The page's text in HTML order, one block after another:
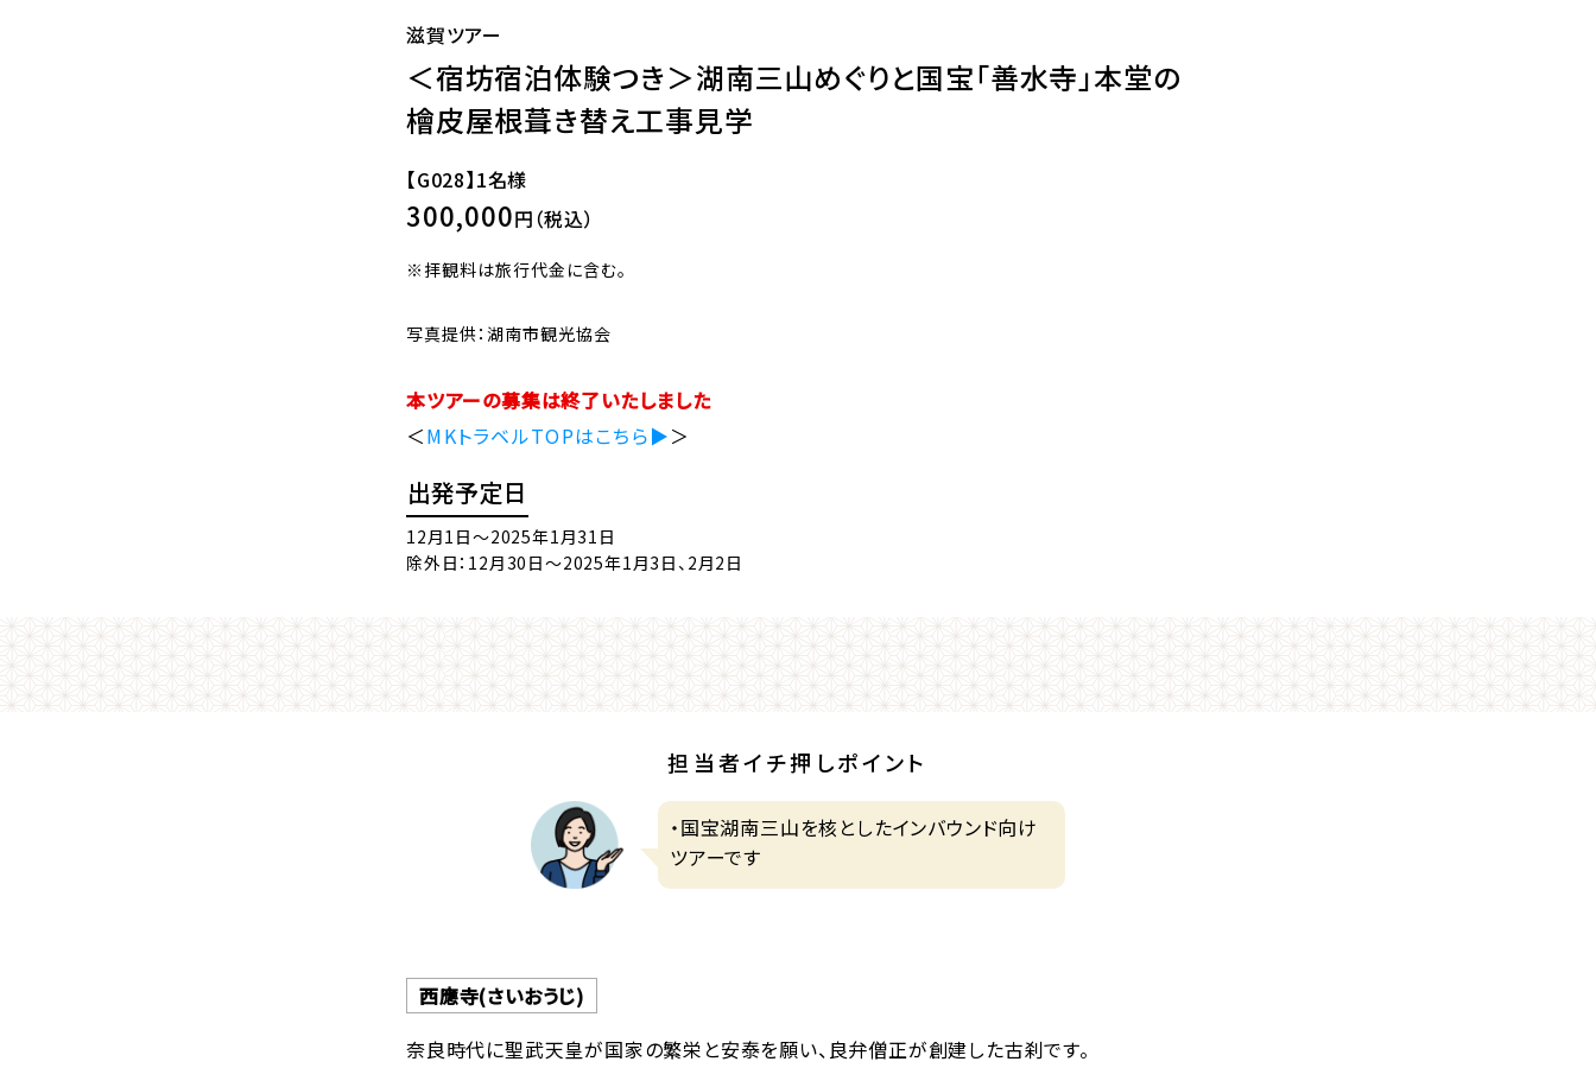
滋賀ツアー
＜宿坊宿泊体験つき＞湖南三山めぐりと国宝「善水寺」本堂の
檜皮屋根葺き替え工事見学
【G028】1名様
300,000円（税込）
※拝観料は旅行代金に含む。
写真提供：湖南市観光協会
本ツアーの募集は終了いたしました
＜MKトラベルTOPはこちら▶＞
出発予定日
12月1日～2025年1月31日
除外日：12月30日～2025年1月3日、2月2日
担当者イチ押しポイント
・国宝湖南三山を核としたインバウンド向け
ツアーです
西應寺(さいおうじ)
奈良時代に聖武天皇が国家の繁栄と安泰を願い、良弁僧正が創建した古刹です。